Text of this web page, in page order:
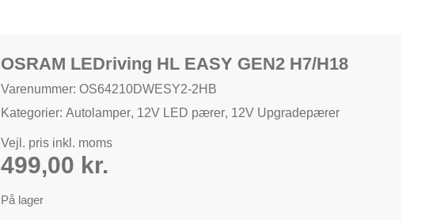
OSRAM LEDriving HL EASY GEN2 H7/H18
Varenummer: OS64210DWESY2-2HB
Kategorier:Autolamper, 12V LED pærer, 12V Upgradepærer
Vejl. pris inkl. moms
499,00 kr.
På lager